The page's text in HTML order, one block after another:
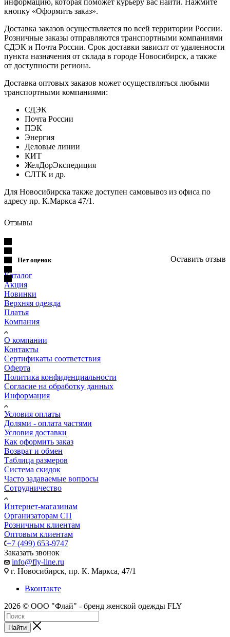
кнопку «Оформить заказ».
Доставка заказов осуществляется по всей территории России.
Розничные заказы отправляются транспортными компаниями
СДЭК и Почта России. Срок доставки зависит от удаленности
пункта назначения от склада в городе Новосибирск, а также
от доступности региона.
Доставка оптовых заказов может осуществляться любыми
транспортными компаниями:
СДЭК
Почта России
ПЭК
Энергия
Деловые линии
КИТ
ЖелДорЭкспедиция
СЛТК и др.
Для Новосибирска также доступен самовывоз из офиса по
адресу пр. К.Маркса 47/1.
Отзывы
Нет оценок
Оставить отзыв
Каталог
Акция
Новинки
Верхняя одежда
Платья
Компания
О компании
Контакты
Сертификаты соответствия
Оферта
Политика конфиденциальности
Согласие на обработку данных
Информация
Условия оплаты
Долями - оплата частями
Условия доставки
Как оформить заказ
Возврат и обмен
Таблица размеров
Система скидок
Часто задаваемые вопросы
Сотрудничество
Интернет-магазинам
Организаторам СП
Розничным клиентам
Оптовым клиентам
+7 (499) 653-9747
Заказать звонок
info@fly-line.ru
г. Новосибирск, пр. К. Маркса, 47/1
Вконтакте
2026 © ООО "Флай" - бренд женской одежды FLY
Найти